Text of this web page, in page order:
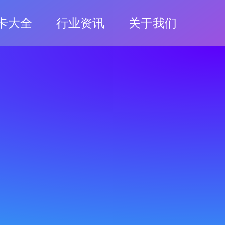
大全 行业资讯 关于我们